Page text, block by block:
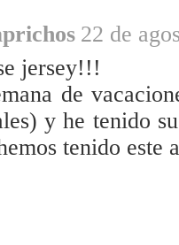
22 de
jersey!!!
de
y he tenido
tenido este